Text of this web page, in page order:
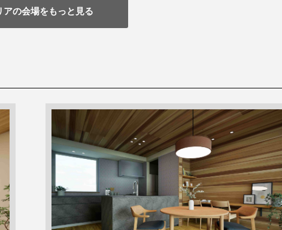
アの会場をもっと見る